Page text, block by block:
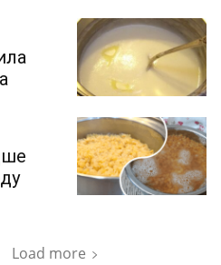
Load more